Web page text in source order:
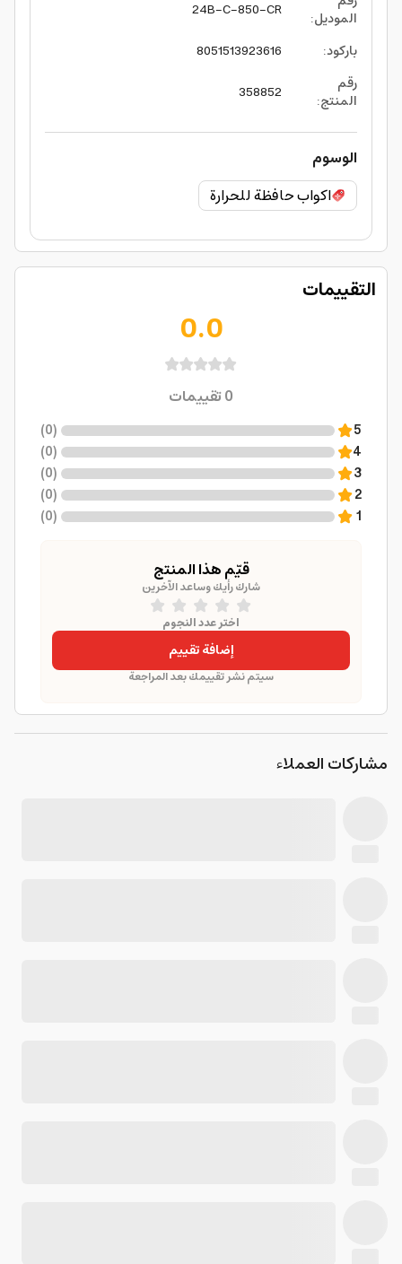
الموديل:
24B-C-850-CR
باركود:
8051513923616
رقم
المنتج:
358852
الوسوم
اكواب حافظة للحرارة
التقييمات
0.0
0تقييمات
5
(
0
)
4
(
0
)
3
(
0
)
2
(
0
)
1
(
0
)
قيّم هذا المنتج
شارك رأيك وساعد الآخرين
اختر عدد النجوم
إضافة تقييم
سيتم نشر تقييمك بعد المراجعة
مشاركات العملاء